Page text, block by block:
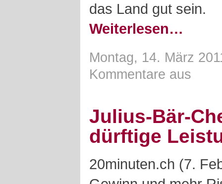
das Land gut sein.
Weiterlesen…
Montag, 14. März
Kommentare aus
Julius-Bär-
dürftige
20minuten.ch (7.